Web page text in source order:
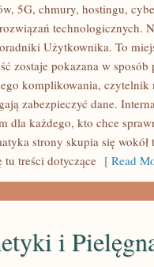
5G, chmury, hostingu,
technologicznych.
Użytkownika. To
zostaje pokazana w sposób
komplikowania,
zabezpieczyć dane.
dla każdego, kto chce
strony skupia się
tu treści dotyczące [ Read
i